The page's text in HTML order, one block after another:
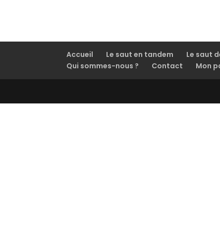
Accueil Le saut en tandem Le saut
Qui sommes-nous ?
Contact Mon